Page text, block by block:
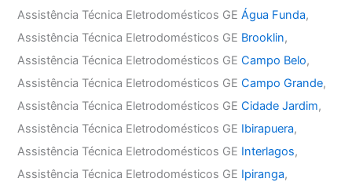
Assistência Técnica Eletrodomésticos GEÁgua Funda,
Assistência Técnica Eletrodomésticos GE Brooklin,
Assistência Técnica Eletrodomésticos GECampo Belo,
Assistência Técnica Eletrodomésticos GECampo Grande,
Assistência Técnica Eletrodomésticos GECidade Jardim,
Assistência Técnica Eletrodomésticos GE Ibirapuera,
Assistência Técnica Eletrodomésticos GE Interlagos,
Assistência Técnica Eletrodomésticos GE Ipiranga,